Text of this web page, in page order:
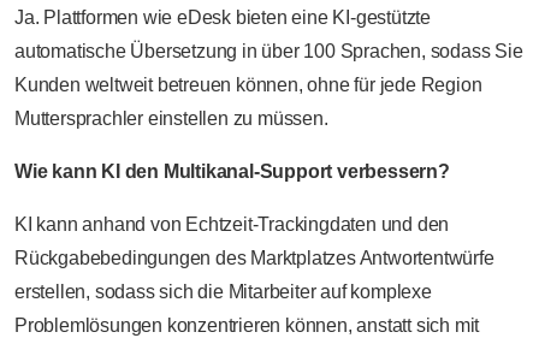
Ja. Plattformen wie eDesk bieten eine KI-gestützte
automatische Übersetzung in über 100 Sprachen, sodass Sie
Kunden weltweit betreuen können, ohne für jede Region
Muttersprachler einstellen zu müssen.
Wie kann KI den Multikanal-Support verbessern?
KI kann anhand von Echtzeit-Trackingdaten und den
Rückgabebedingungen des Marktplatzes Antwortentwürfe
erstellen, sodass sich die Mitarbeiter auf komplexe
Problemlösungen konzentrieren können, anstatt sich mit